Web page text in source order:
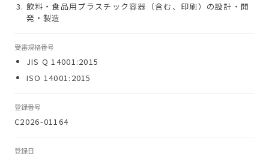
飲料・食品用プラスチック容器（含む、印刷）の設計・開
発・製造
受審規格番号
JIS Q 14001:2015
ISO 14001:2015
登録番号
C2026-01164
登録日